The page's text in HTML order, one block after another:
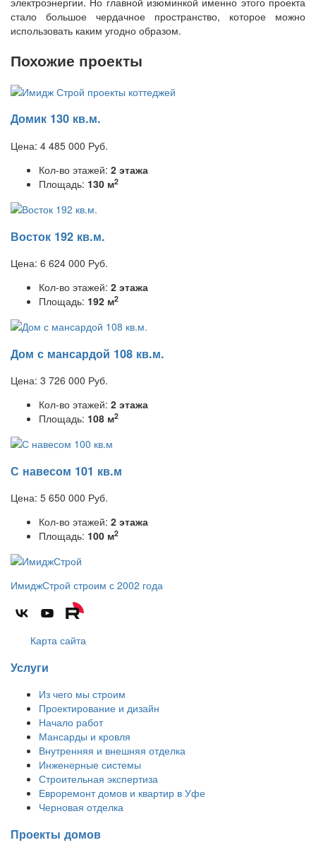
стало большое чердачное пространство, которое можно
использовать каким угодно образом.
Похожие проекты
Домик 130 кв.м.
Цена: 4 485 000 Руб.
Кол-во этажей: 2 этажа
Площадь: 130 м2
Восток 192 кв.м.
Цена: 6 624 000 Руб.
Кол-во этажей: 2 этажа
Площадь: 192 м2
Дом с мансардой 108 кв.м.
Цена: 3 726 000 Руб.
Кол-во этажей: 2 этажа
Площадь: 108 м2
С навесом 101 кв.м
Цена: 5 650 000 Руб.
Кол-во этажей: 2 этажа
Площадь: 100 м2
ИмиджСтрой строим с 2002 года
Карта сайта
Услуги
Из чего мы строим
Проектирование и дизайн
Начало работ
Мансарды и кровля
Внутренняя и внешняя отделка
Инженерные системы
Строительная экспертиза
Евроремонт домов и квартир в Уфе
Черновая отделка
Проекты домов